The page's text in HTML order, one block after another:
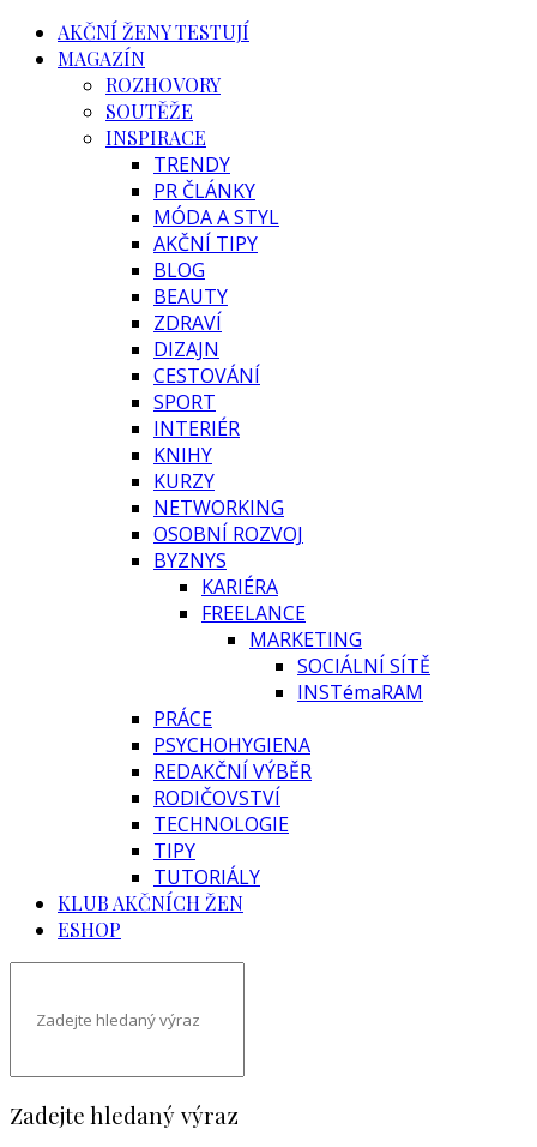
AKČNÍ ŽENY TESTUJÍ
MAGAZÍN
ROZHOVORY
SOUTĚŽE
INSPIRACE
TRENDY
PR ČLÁNKY
MÓDA A STYL
AKČNÍ TIPY
BLOG
BEAUTY
ZDRAVÍ
DIZAJN
CESTOVÁNÍ
SPORT
INTERIÉR
KNIHY
KURZY
NETWORKING
OSOBNÍ ROZVOJ
BYZNYS
KARIÉRA
FREELANCE
MARKETING
SOCIÁLNÍ SÍTĚ
INSTémaRAM
PRÁCE
PSYCHOHYGIENA
REDAKČNÍ VÝBĚR
RODIČOVSTVÍ
TECHNOLOGIE
TIPY
TUTORIÁLY
KLUB AKČNÍCH ŽEN
ESHOP
Zadejte hledaný výraz